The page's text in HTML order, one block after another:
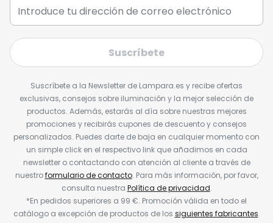
Suscríbete
Suscríbete a la Newsletter de Lampara.es y recibe ofertas
exclusivas, consejos sobre iluminación y la mejor selección de
productos. Además, estarás al día sobre nuestras mejores
promociones y recibirás cupones de descuento y consejos
personalizados. Puedes darte de baja en cualquier momento con
un simple click en el respectivo link que añadimos en cada
newsletter o contactando con atención al cliente a través de
nuestroformulario de contacto. Para más información, por favor,
consulta nuestra Política de privacidad.
*En pedidos superiores a 99 €. Promoción válida en todo el
catálogo a excepción de productos de los siguientes fabricantes.